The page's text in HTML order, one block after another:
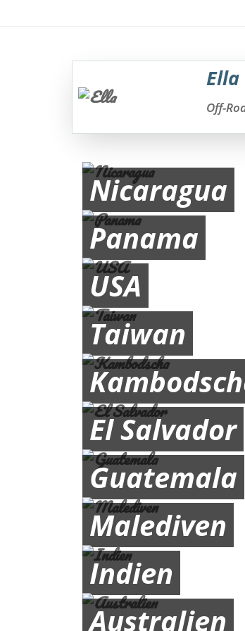
Ella
Off-
Nicaragua
Panama
USA
Taiwan
El Salvador
Guatemala
Malediven
Indien
Australien